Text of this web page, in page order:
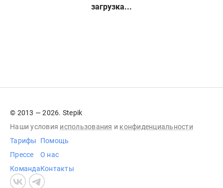
загрузка...
© 2013 — 2026. Stepik
Наши условия использования и конфиденциальности
Тарифы
Прессе
Команда
Помощь
О нас
Контакты